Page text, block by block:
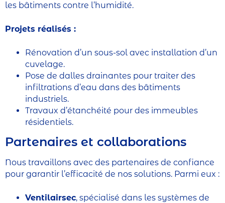
les bâtiments contre l’humidité.
Projets réalisés :
Rénovation d’un sous-sol avec installation d’un
cuvelage.
Pose de dalles drainantes pour traiter des
infiltrations d’eau dans des bâtiments
industriels.
Travaux d’étanchéité pour des immeubles
résidentiels.
Partenaires et collaborations
Nous travaillons avec des partenaires de confiance
pour garantir l’efficacité de nos solutions. Parmi eux :
Ventilairsec, spécialisé dans les systèmes de